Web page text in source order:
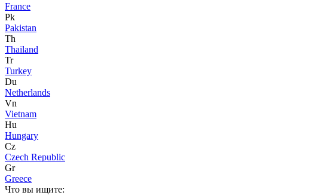
France
Pk
Pakistan
Th
Thailand
Tr
Turkey
Du
Netherlands
Vn
Vietnam
Hu
Hungary
Cz
Czech Republic
Gr
Greece
Что вы ищите: